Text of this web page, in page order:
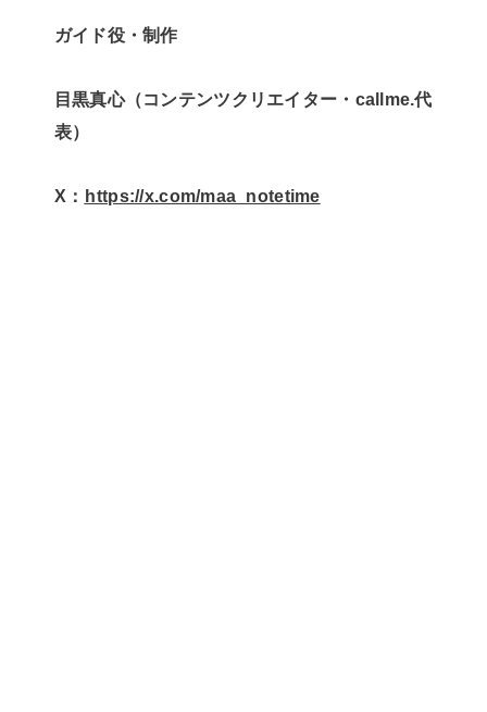
ガイド役・制作
目黒真心（コンテンツクリエイター・callme.代
表）
X： ⁠⁠⁠⁠https://x.com/maa_notetime